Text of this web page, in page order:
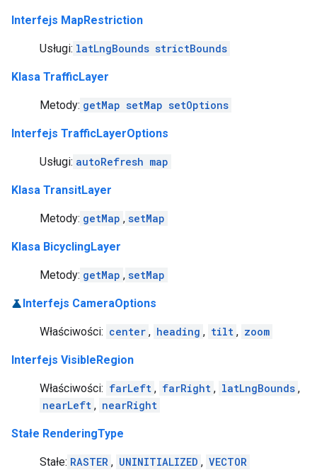
Interfejs MapRestriction
Usługi: latLngBounds strictBounds
Klasa TrafficLayer
Metody: getMap setMap setOptions
Interfejs TrafficLayerOptions
Usługi: autoRefresh map
Klasa TransitLayer
Metody: getMap , setMap
Klasa BicyclingLayer
Metody: getMap , setMap
Interfejs CameraOptions
Właściwości: center , heading , tilt , zoom
Interfejs VisibleRegion
Właściwości: farLeft , farRight , latLngBounds ,
nearLeft , nearRight
Stałe RenderingType
Stałe: RASTER , UNINITIALIZED , VECTOR